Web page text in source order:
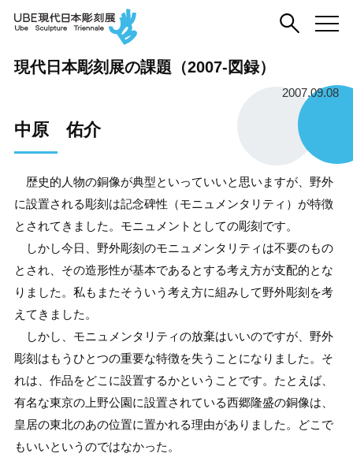
現代日本彫刻展の課題（2007-図録）
2007.09.08
中原 佑介
歴史的人物の銅像が典型といっていいと思いますが、野外
に設置される彫刻は記念碑性（モニュメンタリティ）が特徴
とされてきました。モニュメントとしての彫刻です。
しかし今日、野外彫刻のモニュメンタリティは不要のもの
とされ、その造形性が基本であるとする考え方が支配的とな
りました。私もまたそういう考え方に組みして野外彫刻を考
えてきました。
しかし、モニュメンタリティの放棄はいいのですが、野外
彫刻はもうひとつの重要な特徴を失うことになりました。そ
れは、作品をどこに設置するかということです。たとえば、
有名な東京の上野公園に設置されている西郷隆盛の銅像は、
皇居の東北のあの位置に置かれる理由がありました。どこで
もいいというのではなかった。